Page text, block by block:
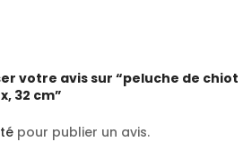
votre avis sur “peluche de chiot
32 cm”
pour publier un avis.